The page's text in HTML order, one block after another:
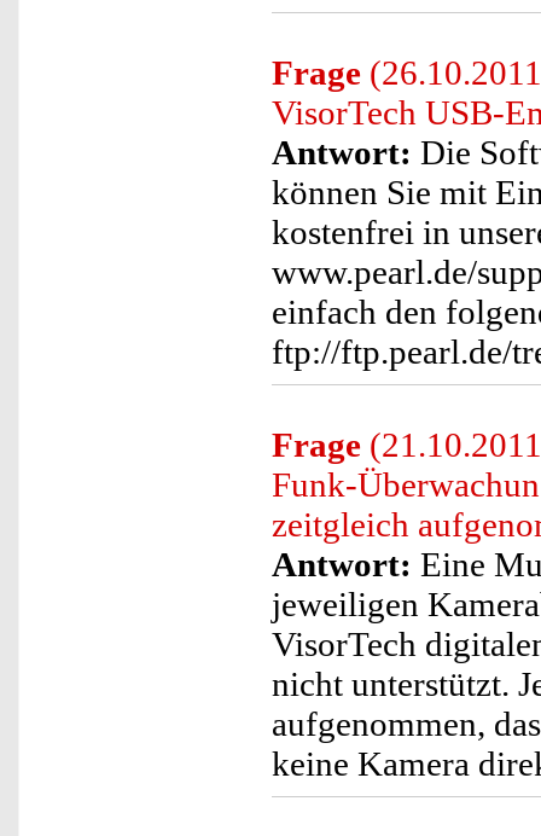
Frage
VisorTech USB-
Antwort: Die
können Sie mit
kostenfrei in
www.pearl.de/
einfach den
ftp://ftp.pearl.de/
Frage
Funk-
zeitgleich
Antwort: Eine
jeweiligen
VisorTech
nicht unterstützt.
aufgenommen,
keine Kamera